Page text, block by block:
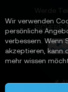
e
n
Werde
SICHERE
📌
Wir verwenden
persönliche
verbessern. Wenn
akzeptieren, kann
mehr wissen